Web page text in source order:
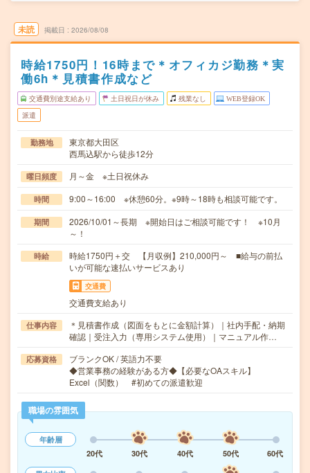
未読 掲載日 2026/08/08
時給1750円！16時まで＊オフィカジ勤務＊実
働6h＊見積書作成など
交通費別途支給あり 土日祝日が休み 残業なし WEB登録OK
派遣
勤務地
東京都大田区
西馬込駅から徒歩12分
曜日頻度 月～金 ※土日祝休み
時間 9:00～16:00 ※休憩60分。※9時～18時も相談可能です。
期間
2026/10/01～長期 ※開始日はご相談可能です！ ※10月
～！
時給
時給1750円＋交 【月収例】210,000円～ ■給与の前払
いが可能な速払いサービスあり
交通費
交通費支給あり
仕事内容
＊見積書作成（図面をもとに金額計算）｜社内手配・納期
確認｜受注入力（専用システム使用）｜マニュアル作…
応募資格
ブランクOK / 英語力不要
◆営業事務の経験がある方◆【必要なOAスキル】
Excel（関数） #初めての派遣歓迎
職場の雰囲気
年齢層
20代
30代 40代 50代
60代